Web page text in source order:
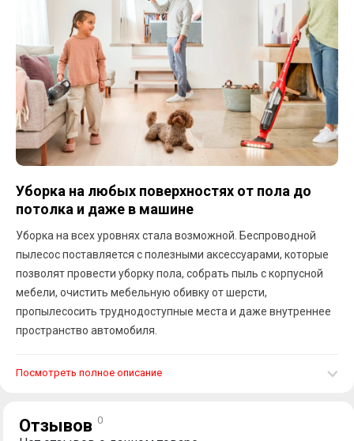
Уборка на любых поверхностях от пола до
потолка и даже в машине
Уборка на всех уровнях стала возможной. Беспроводной
пылесос поставляется с полезными аксессуарами, которые
позволят провести уборку пола, собрать пыль с корпусной
мебели, очистить мебельную обивку от шерсти,
пропылесосить труднодоступные места и даже внутреннее
пространство автомобиля.
Посмотреть полное описание
Отзывов 0